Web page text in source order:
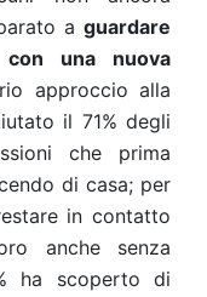
a guardare
una nuova
approccio alla
il 71% degli
che prima
di casa; per
in contatto
anche senza
ha scoperto di